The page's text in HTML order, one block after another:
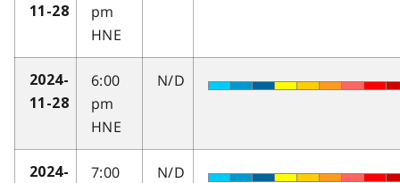
11-28
pm
HNE
2024-
11-28
6:00
pm
HNE
N/D
2024-
7:00
N/D